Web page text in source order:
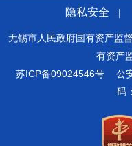
隐私安全
无锡市人民政府国有资产监
有资产
苏ICP备09024546号
公
码